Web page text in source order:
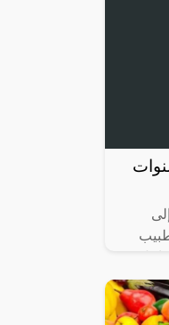
جرائة نام معي 6 سنوات
طبيب